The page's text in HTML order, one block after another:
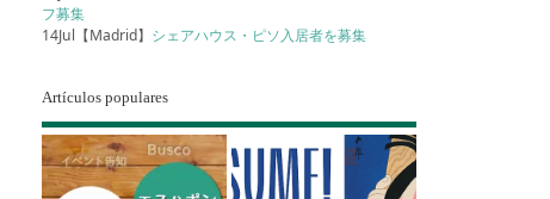
フ募集
14Jul【Madrid】 シェアハウス・ピソ入居者を募集
Artículos populares